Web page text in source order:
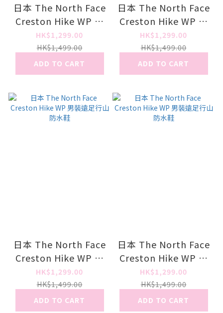
日本 The North Face
Creston Hike WP 女
裝遠足行山防水鞋
HK$1,299.00
HK$1,499.00
ADD TO CART
日本 The North Face
Creston Hike WP 女
裝遠足行山防水鞋
HK$1,299.00
HK$1,499.00
ADD TO CART
日本 The North Face
Creston Hike WP 男
裝遠足行山防水鞋
HK$1,299.00
HK$1,499.00
ADD TO CART
日本 The North Face
Creston Hike WP 男
裝遠足行山防水鞋
HK$1,299.00
HK$1,499.00
ADD TO CART